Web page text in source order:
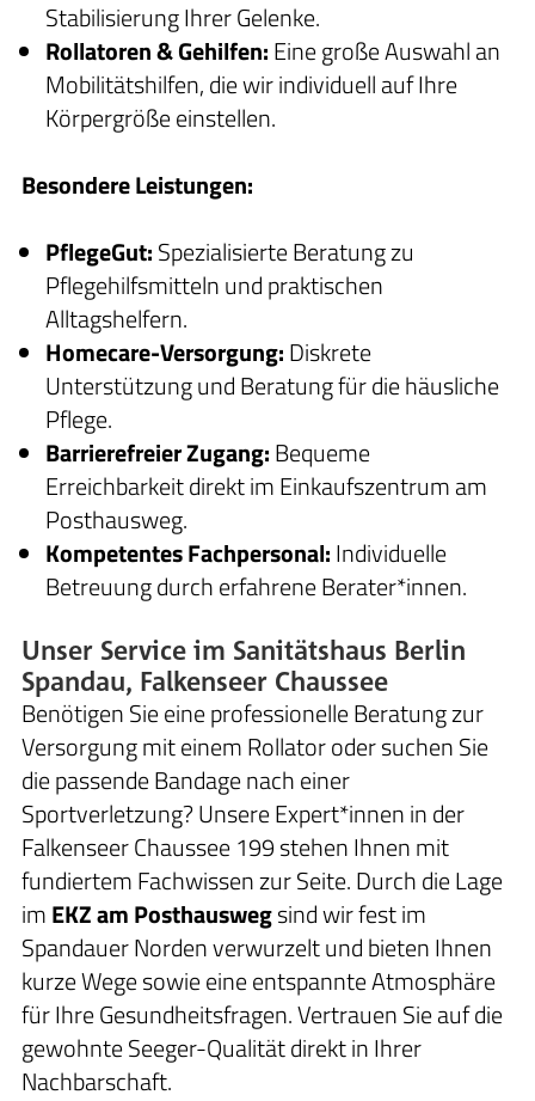
Stabilisierung Ihrer Gelenke.
Rollatoren & Gehilfen:Eine große Auswahl an
Mobilitätshilfen, die wir individuell auf Ihre
Körpergröße einstellen.
Besondere Leistungen:
PflegeGut:Spezialisierte Beratung zu
Pflegehilfsmitteln und praktischen
Alltagshelfern.
Homecare-Versorgung:Diskrete
Unterstützung und Beratung für die häusliche
Pflege.
Barrierefreier Zugang:Bequeme
Erreichbarkeit direkt im Einkaufszentrum am
Posthausweg.
Kompetentes Fachpersonal:Individuelle
Betreuung durch erfahrene Berater*innen.
Unser Service im Sanitätshaus Berlin
Spandau, Falkenseer Chaussee
Benötigen Sie eine professionelle Beratung zur
Versorgung mit einem Rollator oder suchen Sie
die passende Bandage nach einer
Sportverletzung? Unsere Expert*innen in der
Falkenseer Chaussee 199 stehen Ihnen mit
fundiertem Fachwissen zur Seite. Durch die Lage
imEKZ am Posthauswegsind wir fest im
Spandauer Norden verwurzelt und bieten Ihnen
kurze Wege sowie eine entspannte Atmosphäre
für Ihre Gesundheitsfragen. Vertrauen Sie auf die
gewohnte Seeger-Qualität direkt in Ihrer
Nachbarschaft.